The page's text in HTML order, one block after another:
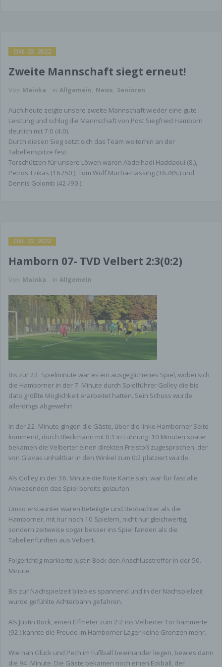
Okt. 23, 2022
Zweite Mannschaft siegt erneut!
Von Mainka in Allgemein, News, Senioren
Auch heute zeigte unsere zweite Mannschaft wieder eine gute
Leistung und schlug die Mannschaft von Post Siegfried Hamborn
deutlich mit 7:0 (4:0).
Durch diesen Sieg setzt sich das Team weiterhin an der
Tabellenspitze fest.
Torschützen für unsere Löwen waren Abdelhadi Haddaoui (8.),
Petros Tzikas (16./50.), Tom Wulf Mucha-Hassing (36./85.) und
Dennis Golomb (42./90.).
Okt. 22, 2022
Hamborn 07- TVD Velbert 2:3(0:2)
Von Mainka in Allgemein
Bis zur 22. Spielminute war es ein ausgeglichenes Spiel, wobei sich
die Hamborner in der 7. Minute durch Spielführer Golley die bis
dato größte Möglichkeit erarbeitet hatten. Sein Schuss wurde
allerdings abgewehrt.
In der 22. Minute gingen die Gäste, über die linke Hamborner Seite
kommend, durch Bleckmann mit 0:1 in Führung. 10 Minuten später
bekamen die Velberter einen direkten Freistoß zugesprochen, der
von Glavas unhaltbar in den Winkel zum 0:2 platziert wurde.
Als Golley in der 36. Minute die Rote Karte sah, war für fast alle
Anwesenden das Spiel bereits gelaufen
Umso erstaunter waren Beteiligte und Beobachter als die
Hamborner, mit nur noch 10 Spielern, nicht nur gleichwertig,
sondern zeitweise sogar besser ins Spiel fanden als die
Tabellenfünften aus Velbert.
Folgerichtig markierte Justin Bock den Anschlusstreffer in der 50.
Minute.
Bis zur Nachspielzeit blieb es spannend und in der Nachspielzeit
wurde gefühlte Achterbahn gefahren.
Als Justin Bock, einen Elfmeter zum 2:2 ins Velberter Tor hämmerte
(92.) kannte die Freude im Hamborner Lager keine Grenzen mehr.
Wie nah Glück und Pech im Fußball beieinander liegen, bewies dann
die 94. Minute. Die Gäste bekamen noch einen Eckball, der
ermöglichen es uns, Ihren Browser beim nächsten
über das Setzen von Cookies informiert werden
Annahme von Cookies für bestimmte Fälle oder
generell ausschließen sowie das automatische
Löschen der Cookies beim Schließen des Browser
aktivieren. Bei der Deaktivierung von Cookies
kann die Funktionalität dieser Website
eingeschränkt sein.
Server-Log-Files
verwendetes Betriebssystem
Referrer URL
Uhrzeit der Serveranfrage
Diese Daten sind nicht bestimmten Personen
zuordenbar. Eine Zusammenführung dieser Daten
mit anderen
Datenquellen wird nicht vorgenommen. Wir
behalten uns vor, diese Daten nachträglich zu
rechtswidrige Nutzung bekannt werden.
Kontaktformular
zukommen lassen, werden Ihre Angaben aus dem
Anfrageformular inklusive der von Ihnen dort
angegebenen Kontaktdaten zwecks Bearbeitung
der Anfrage und für den Fall von Anschlussfragen
ohne Ihre Einwilligung weiter.
eingegebenen Daten erfolgt somit ausschließlich
auf Grundlage Ihrer Einwilligung (Art. 6 Abs. 1 lit. a
DSGVO). Sie können diese Einwilligung jederzeit
widerrufen. Dazu reicht eine formlose Mitteilung
Widerruf erfolgten Datenverarbeitungsvorgänge
bleibt vom Widerruf unberührt.
Die von Ihnen im Kontaktformular eingegebenen
Daten verbleiben bei uns, bis Sie uns zur
Löschung auffordern, Ihre Einwilligung zur
Datenspeicherung entfällt (z. B. nach
abgeschlossener Bearbeitung Ihrer Anfrage).
insbesondere Aufbewahrungsfristen – bleiben